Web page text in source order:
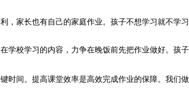
，家长也有自己的家庭作业。孩子不想学习就不学
学校学习的内容，力争在晚饭前先把作业做好。孩
时间。提高课堂效率是高效完成作业的保障。我